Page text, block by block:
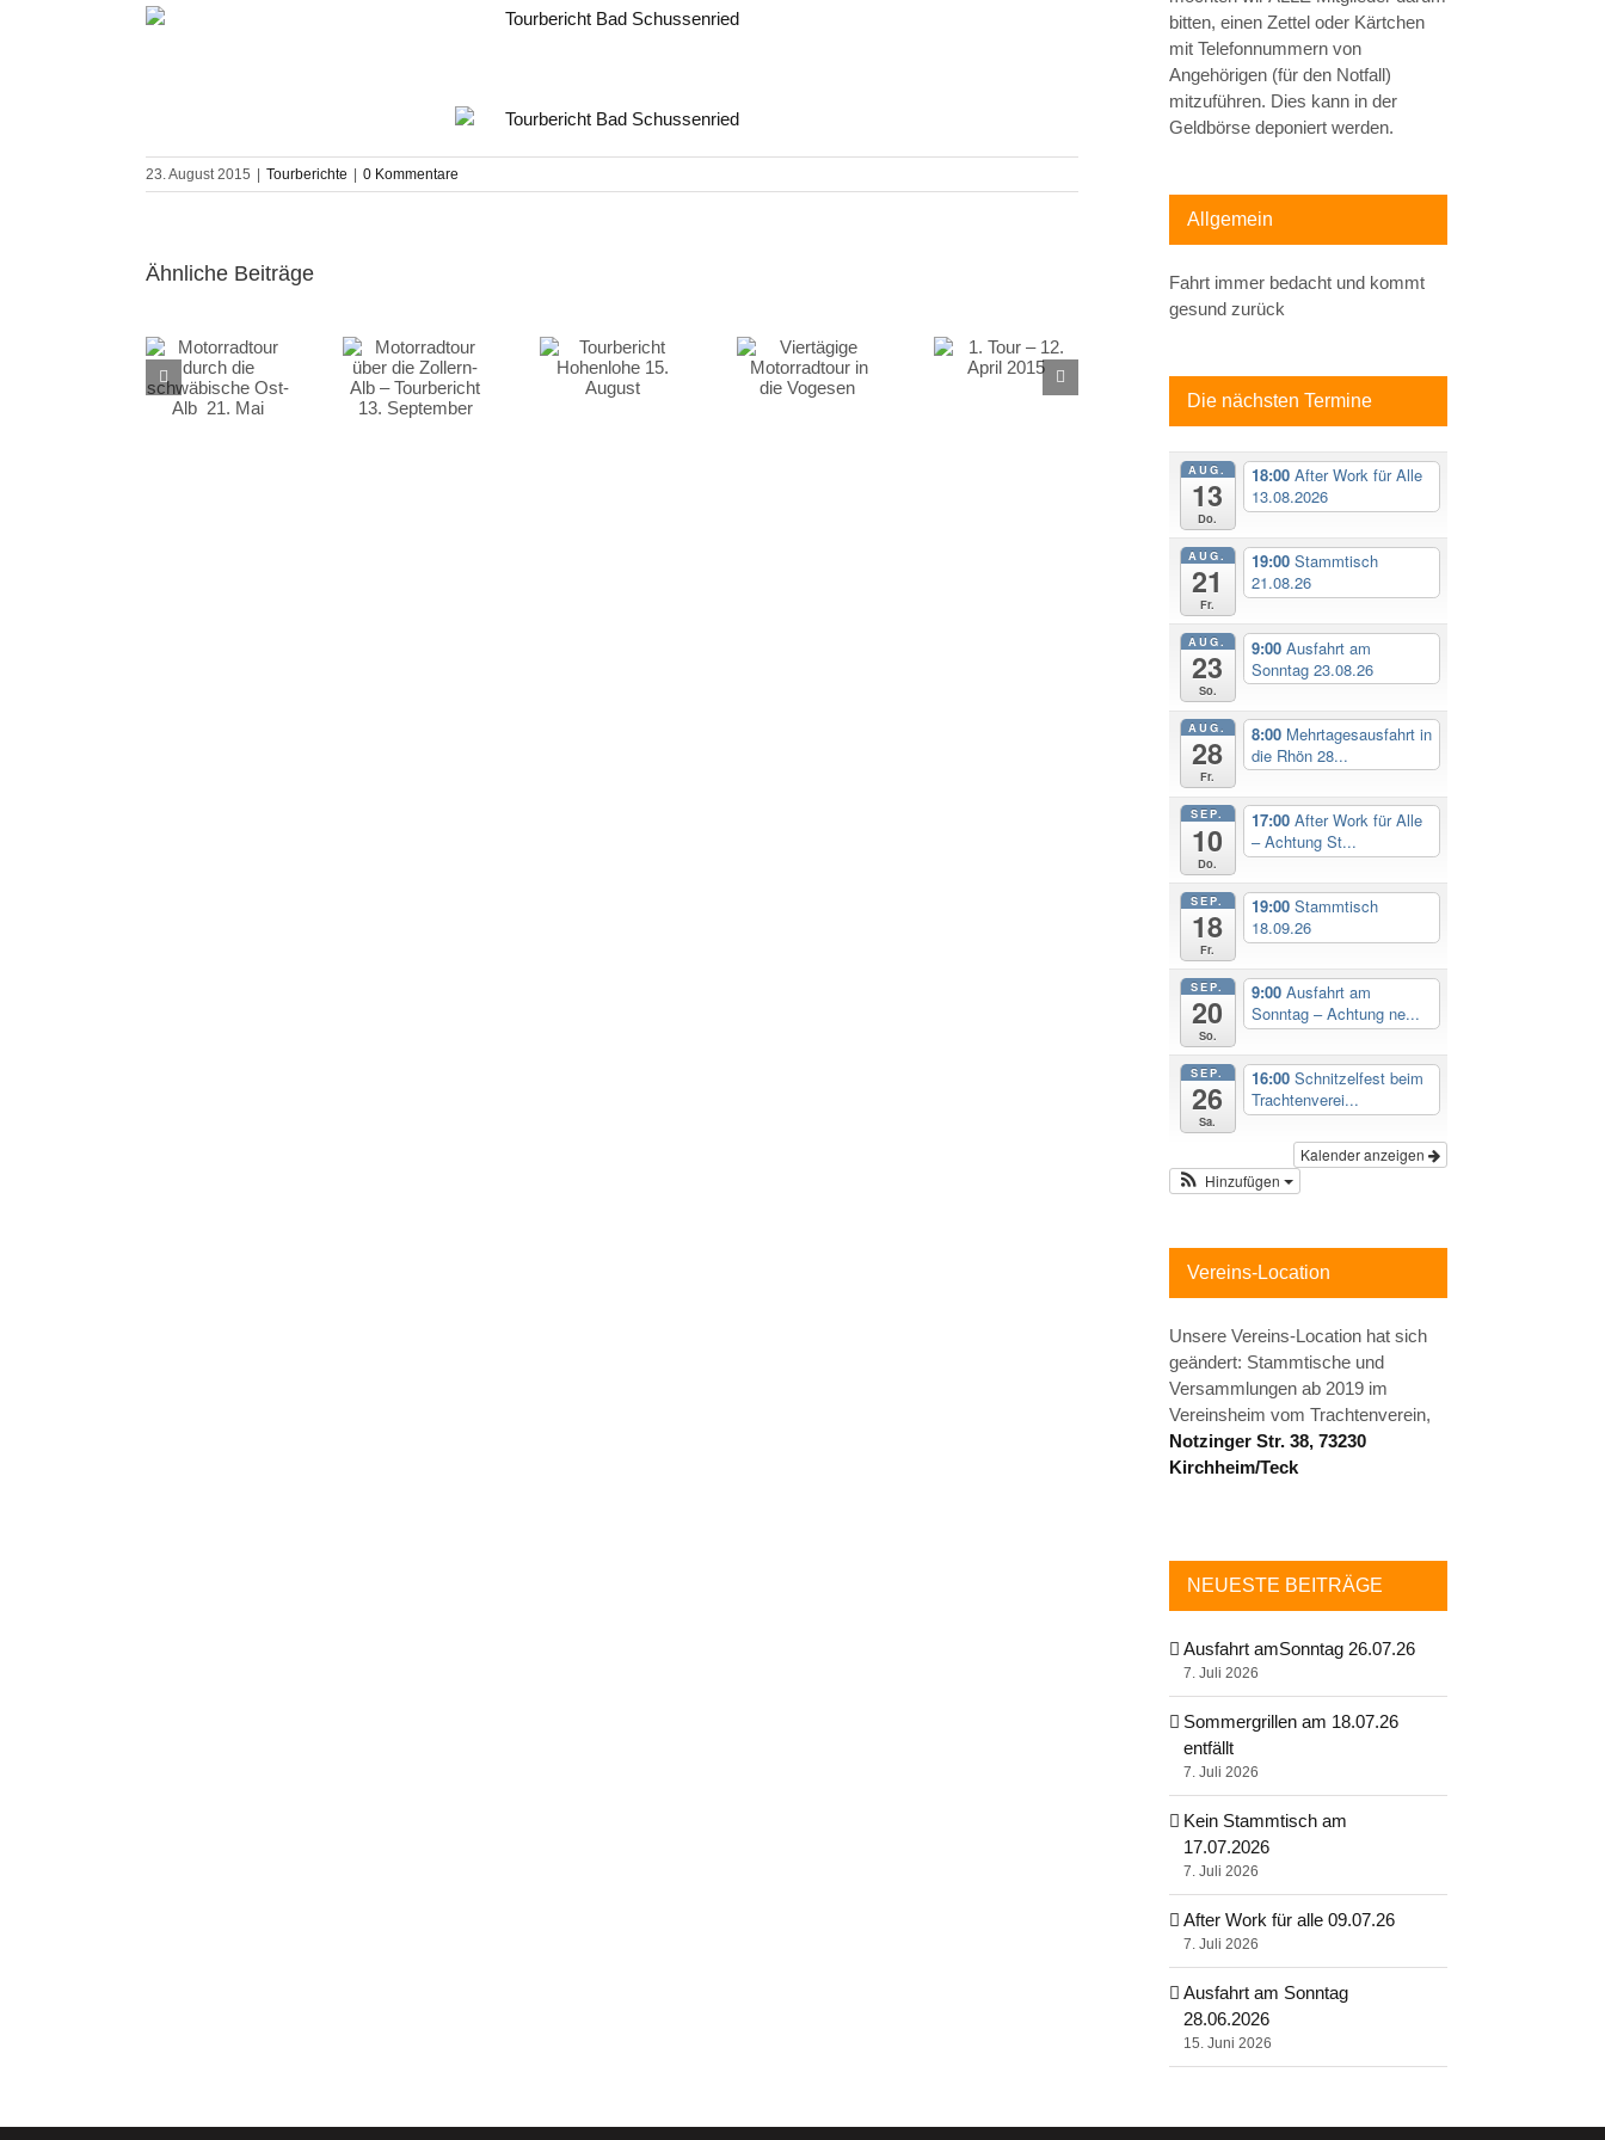
grösseres
23. August 2015 | Tourberichte | 0 Kommentare
Ähnliche Beiträge
Motorradtour
über die
Zollern-Alb –
Tourbericht
Hohenlohe 15.
August
Viertägige
Motorradtour in
1. Tour – 12.
April 2015
bitten, einen Zettel oder Kärtchen
mit Telefonnummern von
Angehörigen (für den Notfall)
mitzuführen. Dies kann in der
Geldbörse deponiert werden.
Allgemein
Fahrt immer bedacht und kommt
gesund zurück
Die nächsten Termine
AUG.
13
Do.
18:00 After Work für Alle
13.08.2026
AUG.
21
Fr.
19:00 Stammtisch
21.08.26
AUG.
23
So.
9:00 Ausfahrt am
Sonntag 23.08.26
AUG.
28
Fr.
8:00 Mehrtagesausfahrt in
die Rhön 28...
SEP.
10
Do.
17:00 After Work für Alle
– Achtung St...
SEP.
18
Fr.
19:00 Stammtisch
18.09.26
SEP.
20
So.
9:00 Ausfahrt am
Sonntag – Achtung ne...
SEP.
26
Sa.
16:00 Schnitzelfest beim
Trachtenverei...
Kalender anzeigen
Hinzufügen
Vereins-Location
Unsere Vereins-Location hat sich
geändert: Stammtische und
Versammlungen ab 2019 im
Vereinsheim vom Trachtenverein,
Notzinger Str. 38, 73230
Kirchheim/Teck
NEUESTE BEITRÄGE
Ausfahrt amSonntag 26.07.26
7. Juli 2026
Sommergrillen am 18.07.26
entfällt
7. Juli 2026
Kein Stammtisch am
17.07.2026
7. Juli 2026
After Work für alle 09.07.26
7. Juli 2026
Ausfahrt am Sonntag
28.06.2026
15. Juni 2026